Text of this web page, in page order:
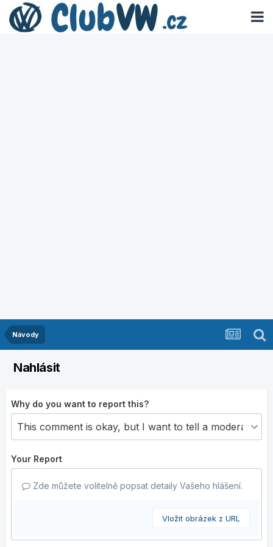
Návody
Nahlásit
Why do you want to report this?
Your Report
Zde můžete volitelně popsat detaily Vašeho hlášení.
Vložit obrázek z URL